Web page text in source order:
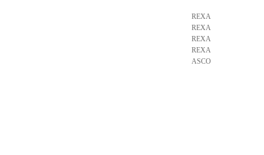
REXA
REXA
REXA
REXA
ASCO